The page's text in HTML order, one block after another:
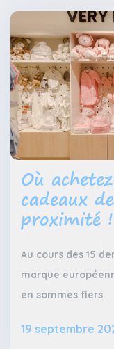
Où
cadeaux
proximité !
Au cours des 15
marque
en sommes fiers.
19 septembre